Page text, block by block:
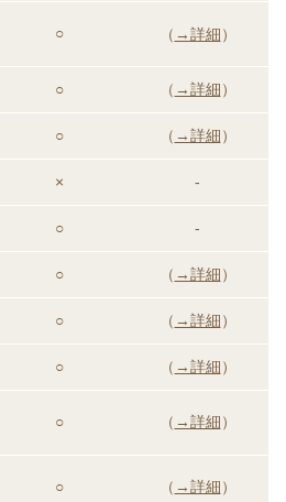
○ （ →詳細）
○ （ →詳細）
○ （ →詳細）
× -
○ -
○ （ →詳細）
○ （ →詳細）
○ （ →詳細）
○ （ →詳細）
○ （ →詳細）